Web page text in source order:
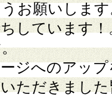
お願いしま
しています
ジへのアッ
ただきまし